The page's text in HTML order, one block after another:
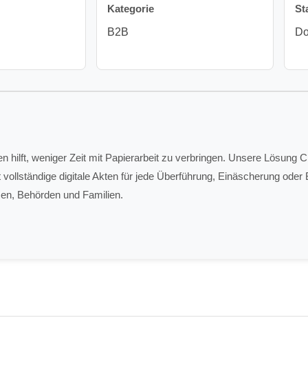
Kategorie
B2B
hilft, weniger Zeit mit Papierarbeit zu verbringen. Unsere Lösung
digitale Akten für jede Überführung, Einäscherung
Behörden und Familien.